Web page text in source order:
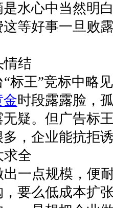
水心中当然明
等好事一旦败
结
标王”竞标中略
金时段露露脸，
疑。但广告标
，企业能抗拒
全
一点规模，便
要么低成本扩